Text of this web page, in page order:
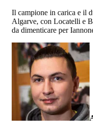
Il campione in carica e il
Algarve, con Locatelli e
da dimenticare per